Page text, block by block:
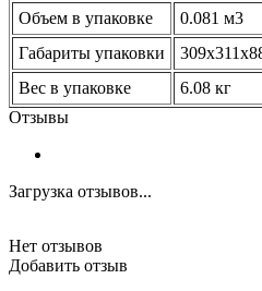
Объем в упаковке
0.081 м3
Габариты упаковки
Вес в упаковке
6.08 кг
Отзывы
Загрузка отзывов...
Нет отзывов
Добавить отзыв